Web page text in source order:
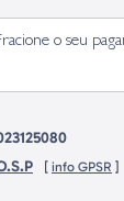
o seu
[ info GPSR ]